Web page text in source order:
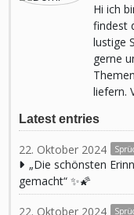
Hi ich
findest
lustige
gerne
liefern.
Latest entries
22. Oktober 2024
„Die schönsten
gemacht“ ✨🌠
22. Oktober 2024